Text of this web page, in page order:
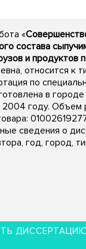
«
состава
и продуктов
относится к
по
в
году. Объем
сведения о
год, город,